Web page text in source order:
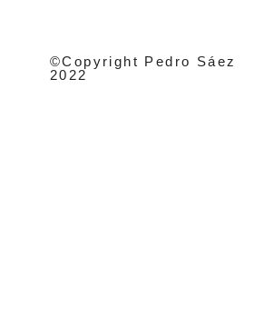
©Copyright Pedro Sáez
2022